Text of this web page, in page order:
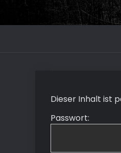
Dieser Inhalt ist
Passwort: